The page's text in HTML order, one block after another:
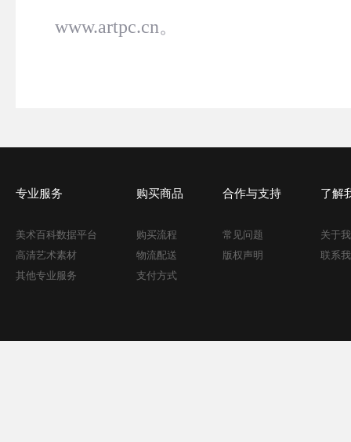
www.artpc.cn。
专业服务
美术百科数据平台
高清艺术素材
其他专业服务
购买商品
购买流程
物流配送
支付方式
合作与支持
常见问题
版权声明
了解
关于
联系